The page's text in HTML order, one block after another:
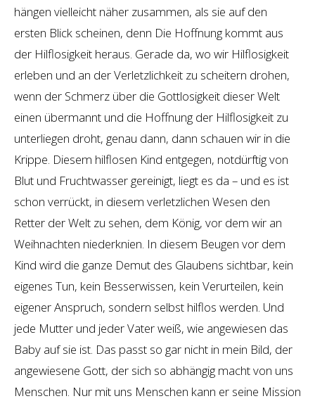
hängen vielleicht näher zusammen, als sie auf den
ersten Blick scheinen, denn Die Hoffnung kommt aus
der Hilflosigkeit heraus. Gerade da, wo wir Hilflosigkeit
erleben und an der Verletzlichkeit zu scheitern drohen,
wenn der Schmerz über die Gottlosigkeit dieser Welt
einen übermannt und die Hoffnung der Hilflosigkeit zu
unterliegen droht, genau dann, dann schauen wir in die
Krippe. Diesem hilflosen Kind entgegen, notdürftig von
Blut und Fruchtwasser gereinigt, liegt es da – und es ist
schon verrückt, in diesem verletzlichen Wesen den
Retter der Welt zu sehen, dem König, vor dem wir an
Weihnachten niederknien. In diesem Beugen vor dem
Kind wird die ganze Demut des Glaubens sichtbar, kein
eigenes Tun, kein Besserwissen, kein Verurteilen, kein
eigener Anspruch, sondern selbst hilflos werden. Und
jede Mutter und jeder Vater weiß, wie angewiesen das
Baby auf sie ist. Das passt so gar nicht in mein Bild, der
angewiesene Gott, der sich so abhängig macht von uns
Menschen. Nur mit uns Menschen kann er seine Mission